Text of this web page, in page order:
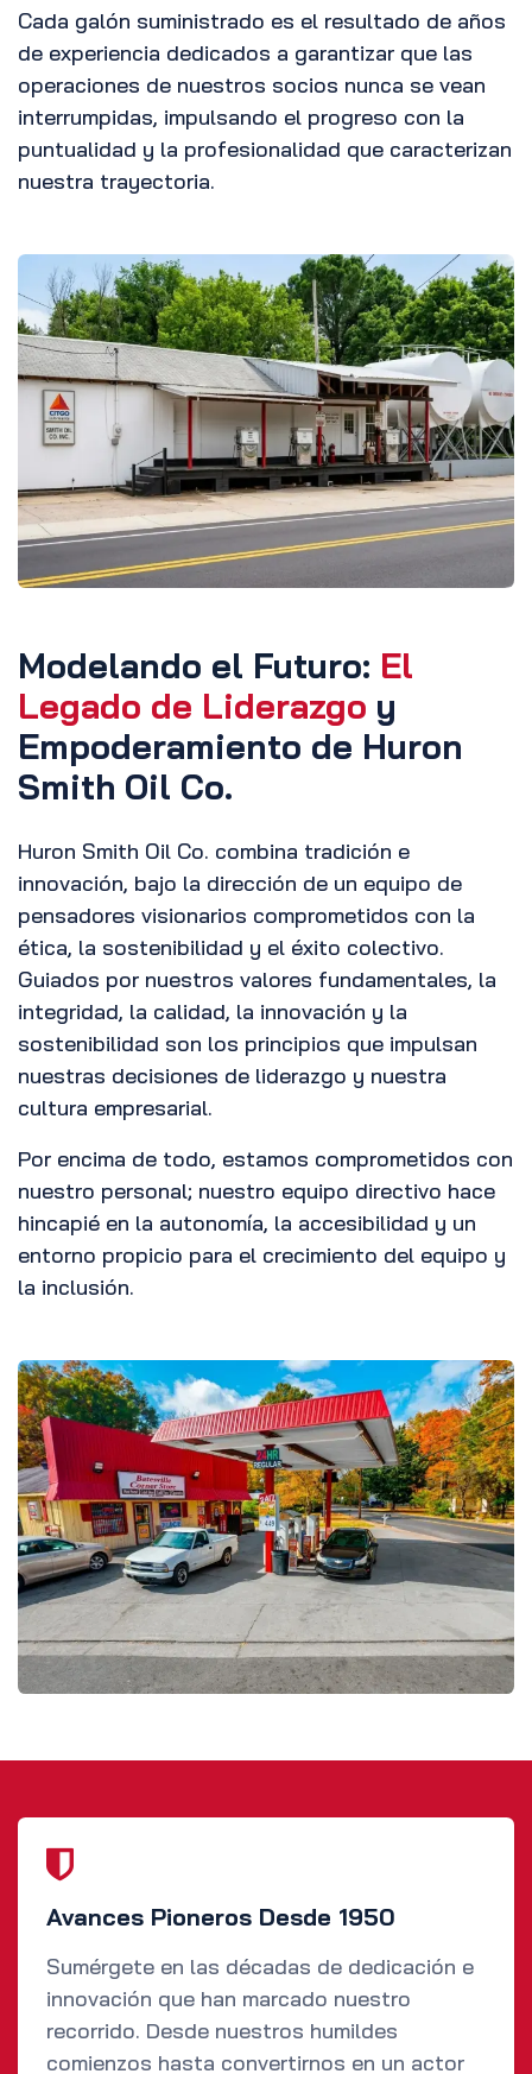
Cada galón suministrado es el resultado de años
de experiencia dedicados a garantizar que las
operaciones de nuestros socios nunca se vean
interrumpidas, impulsando el progreso con la
puntualidad y la profesionalidad que caracterizan
nuestra trayectoria.
Modelando el Futuro: El
Legado de Liderazgo y
Empoderamiento de Huron
Smith Oil Co.
Huron Smith Oil Co. combina tradición e
innovación, bajo la dirección de un equipo de
pensadores visionarios comprometidos con la
ética, la sostenibilidad y el éxito colectivo.
Guiados por nuestros valores fundamentales, la
integridad, la calidad, la innovación y la
sostenibilidad son los principios que impulsan
nuestras decisiones de liderazgo y nuestra
cultura empresarial.
Por encima de todo, estamos comprometidos con
nuestro personal; nuestro equipo directivo hace
hincapié en la autonomía, la accesibilidad y un
entorno propicio para el crecimiento del equipo y
la inclusión.
Avances Pioneros Desde 1950
Sumérgete en las décadas de dedicación e
innovación que han marcado nuestro
recorrido. Desde nuestros humildes
comienzos hasta convertirnos en un actor